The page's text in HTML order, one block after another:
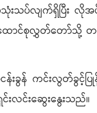
သုံးသပ်လျက်ရှိပြီး လို
ာင်စုလွှတ်တော်သို့ တ
ခွန် ကင်းလွတ်ခွင့်ပြု
လင်းဆွေးနွေးသည်။